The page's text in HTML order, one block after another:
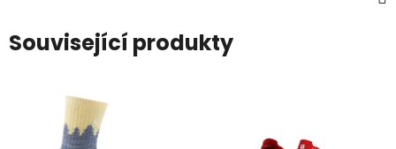
Související produkty